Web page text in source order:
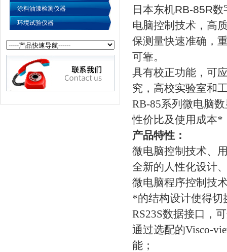
涂料油漆检测仪器
环境试验仪器
日本东机RB-85R
电脑控制技术，高
保测量快速准确，
可靠。
具有校正功能，可
究，高校实验室和
RB-85系列微电脑
性价比及使用成本*
产品特性：
微电脑控制技术、
全新的人性化设计
微电脑程序控制技
*的结构设计使得切
RS23S数据接口，
通过选配的Visco-
能；